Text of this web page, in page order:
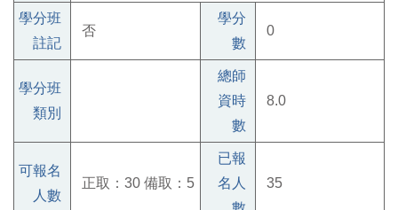
學分班
註記
否
學分
數
0
學分班
類別
總師
資時
數
8.0
可報名
人數
正取：30 備取：5
已報
名人
35